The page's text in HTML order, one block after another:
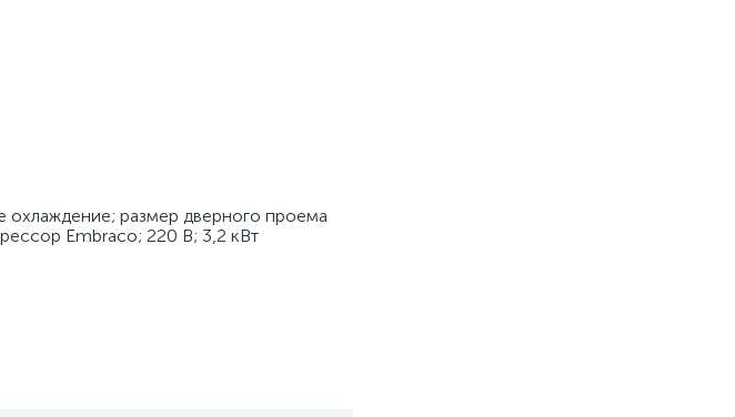
охлаждение; размер дверного проема
Embraco; 220 В; 3,2 кВт